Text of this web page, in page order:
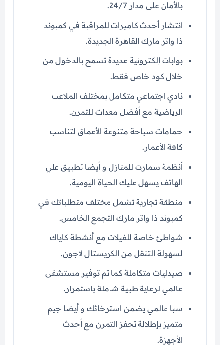
بالأمان على مدار 24/7.
انتشار أحدث كاميرات للمراقبة في كمبوند
ذا واتر مارك القاهرة الجديدة.
بوابات إلكترونية عديدة تسمح بالدخول من
خلال كود خاص فقط.
نادي اجتماعي متكامل بمختلف الملاعب
الرياضية مع أفضل معدات للتمرن.
حمامات سباحة متنوعة الأعماق لتناسب
كافة الأعمار.
أنظمة سمارت للمنازل و أيضا تطبيق علي
الهاتف يسهل عليك الحياة اليومية.
منطقة تجارية تشمل مختلف متطلباتك في
كمبوند ذا واتر مارك التجمع الخامس.
شواطئ خاصة للفيلات مع أنشطة كاياك
لسهولة التنقل من الكريستال لاجون.
صيدليات متكاملة كما تم توفير مستشفى
عالمي لرعاية طبية شاملة باستمرار.
سبا عالمي يضمن استرخائك و أيضا جيم
متميز بإطلالة تحفز التمرن مع أحدث
الأجهزة.